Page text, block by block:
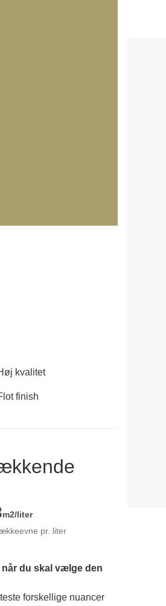
kvalitet
finish
m2/liter
pr. liter
du skal vælge den
forskellige nuancer